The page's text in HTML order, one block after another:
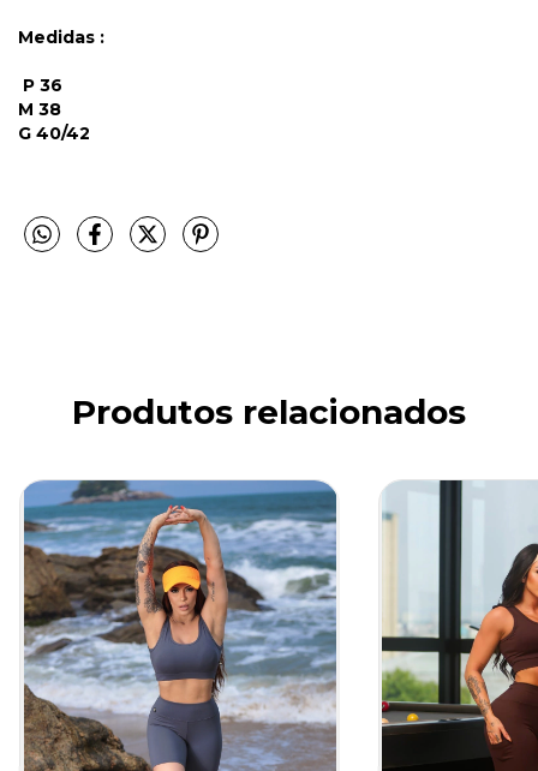
Medidas :
P 36
M 38
G 40/42
Produtos relacionados